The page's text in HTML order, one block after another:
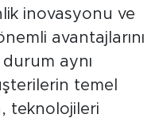
inovasyonu ve
avantajlarını
aynı
temel
teknolojileri